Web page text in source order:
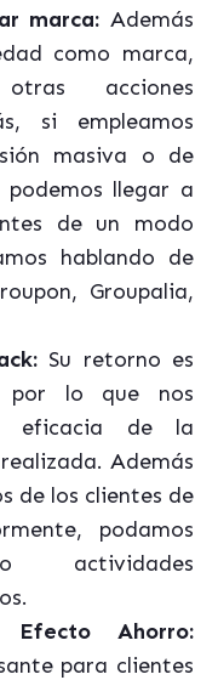
marca: Además
como marca,
acciones
si empleamos
masiva o de
llegar a
de un modo
hablando de
Groupalia,
Su retorno es
por lo que nos
eficacia de la
Además
de los clientes de
podamos
actividades
Ahorro:
para clientes